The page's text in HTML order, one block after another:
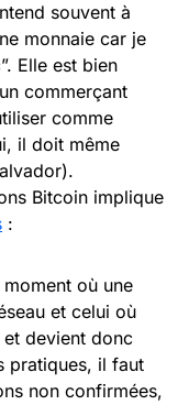
souvent à
monnaie car je
Elle est bien
commerçant
comme
il doit même
Bitcoin implique
:
où une
et celui où
devient donc
pratiques, il faut
non confirmées,